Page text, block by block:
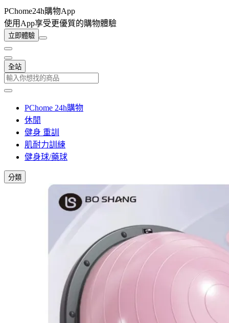
PChome24h購物App
使用App享受更優質的購物體驗
立即體驗
全站
PChome 24h購物
休閒
健身 重訓
肌耐力訓練
健身球/藥球
分類